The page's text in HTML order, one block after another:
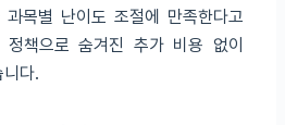
목별 난이도 조절에 만족한다고
책으로 숨겨진 추가 비용 없이
다.